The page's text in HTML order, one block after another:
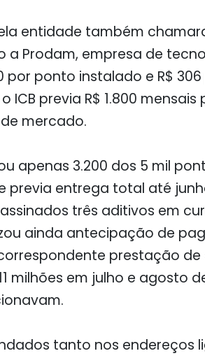
entidade também
a Prodam, empresa de
por ponto instalado e R$
ICB previa R$ 1.800
mercado.
apenas 3.200 dos 5 mil
previa entrega total até
três aditivos em
ainda antecipação de
prestação de
milhões em julho e agosto
tanto nos endereços